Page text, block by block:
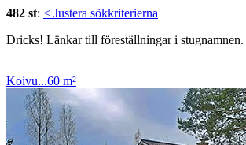
482 st: < Justera sökkriterierna
Dricks! Länkar till föreställningar i stugnamnen.
Koivu...60 m²